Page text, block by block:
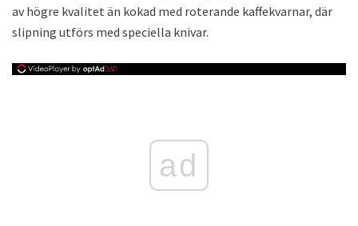
av högre kvalitet än kokad med roterande kaffekvarnar, där
slipning utförs med speciella knivar.
ad